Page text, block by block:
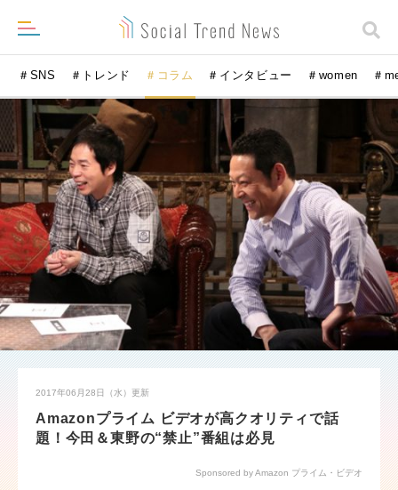
＃SNS ＃トレンド ＃コラム ＃インタビュー ＃women ＃
2017年06月28日（水） 更新
Amazonプライム ビデオが高クオリティで話
題！今田＆東野の“禁止”番組は必見
Sponsored by Amazon プライム・ビデオ